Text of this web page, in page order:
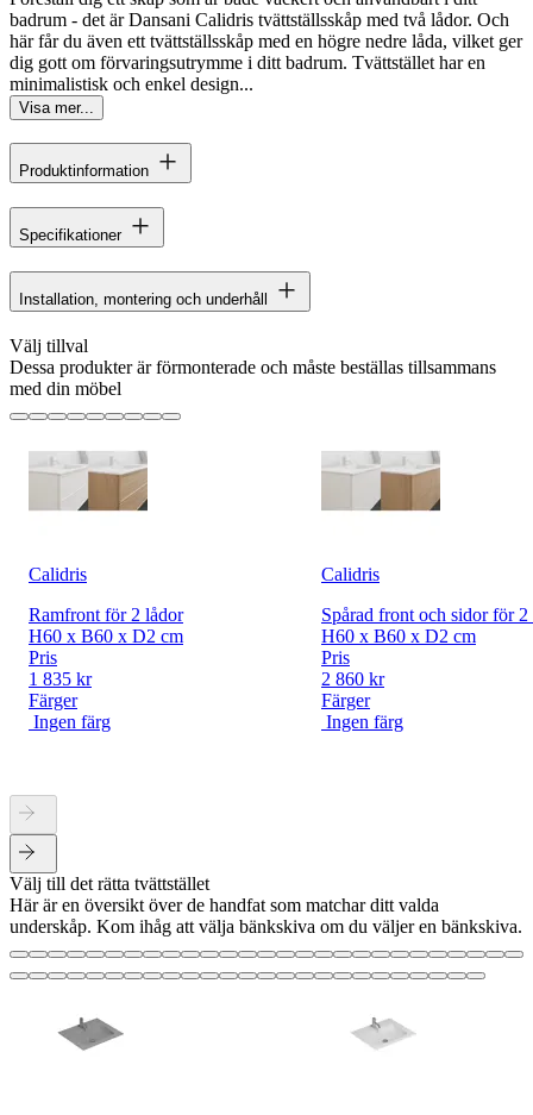
badrum - det är Dansani Calidris tvättställsskåp med två lådor. Och
här får du även ett tvättställsskåp med en högre nedre låda, vilket ger
dig gott om förvaringsutrymme i ditt badrum. Tvättstället har en
minimalistisk och enkel design...
Visa mer...
Produktinformation
Specifikationer
Installation, montering och underhåll
Välj tillval
Dessa produkter är förmonterade och måste beställas tillsammans
med din möbel
Calidris
Ramfront för 2 lådor
H60 x B60 x D2 cm
Pris
1 835 kr
Färger
Ingen färg
Calidris
Spårad front och sidor för 2
H60 x B60 x D2 cm
Pris
2 860 kr
Färger
Ingen färg
Välj till det rätta tvättstället
Här är en översikt över de handfat som matchar ditt valda
underskåp. Kom ihåg att välja bänkskiva om du väljer en bänkskiva.